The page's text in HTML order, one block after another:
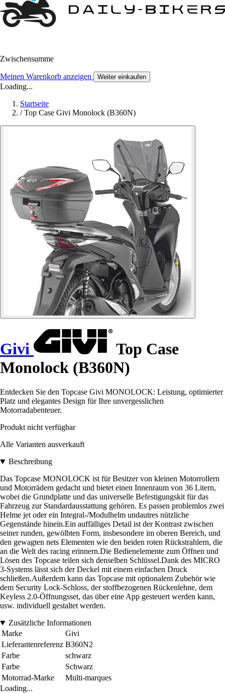
Zwischensumme
Meinen Warenkorb anzeigen Weiter einkaufen
Loading...
Startseite
/ Top Case Givi Monolock (B360N)
Givi
Top Case
Monolock (B360N)
Entdecken Sie den Topcase Givi MONOLOCK: Leistung, optimierter
Platz und elegantes Design für Ihre unvergesslichen
Motorradabenteuer.
Produkt nicht verfügbar
Alle Varianten ausverkauft
Beschreibung
Das Topcase MONOLOCK ist für Besitzer von kleinen Motorrollern
und Motorrädern gedacht und bietet einen Innenraum von 36 Litern,
wobei die Grundplatte und das universelle Befestigungskit für das
Fahrzeug zur Standardausstattung gehören. Es passen problemlos zwei
Helme jet oder ein Integral-/Modulhelm undautres nützliche
Gegenstände hinein.Ein auffälliges Detail ist der Kontrast zwischen
seiner runden, gewölbten Form, insbesondere im oberen Bereich, und
den gewagten nets Elementen wie den beiden roten Rückstrahlern, die
an die Welt des racing erinnern.Die Bedienelemente zum Öffnen und
Lösen des Topcase teilen sich denselben Schlüssel.Dank des MICRO
3-Systems lässt sich der Deckel mit einem einfachen Druck
schließen.Außerdem kann das Topcase mit optionalem Zubehör wie
dem Security Lock-Schloss, der stoffbezogenen Rückenlehne, dem
Keyless 2.0-Öffnungsset, das über eine App gesteuert werden kann,
usw. individuell gestaltet werden.
Zusätzliche Informationen
Marke
Givi
Lieferantenreferenz B360N2
Farbe
schwarz
Farbe
Schwarz
Motorrad-Marke
Multi-marques
Loading...